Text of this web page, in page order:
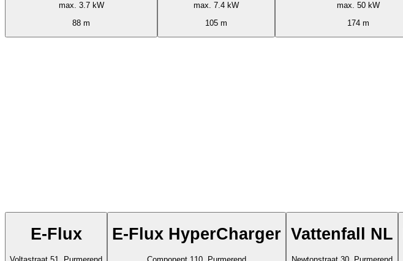
max. 3.7 kW
88 m
max. 7.4 kW
105 m
max. 50 kW
174 m
E-Flux E-Flux HyperCharger Vattenfall NL